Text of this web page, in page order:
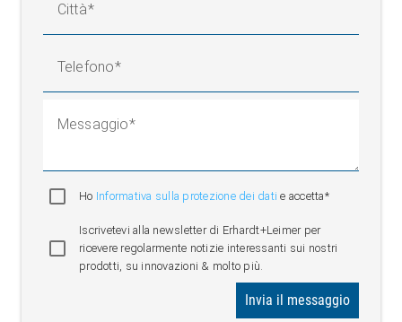
Città
Telefono
Messaggio
Ho Informativa sulla protezione dei datie accetta*
Iscrivetevi alla newsletter di Erhardt+Leimer per
ricevere regolarmente notizie interessanti sui nostri
prodotti, su innovazioni & molto più.
Invia il messaggio